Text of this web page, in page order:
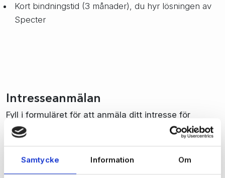
Samtycke Information Om
Kort bindningstid (3 månader), du hyr lösningen av
Specter
Intresseanmälan
Fyll i formuläret för att anmäla ditt intresse för
Specter Pay. Vi kommer kontakta dig för att gå
igenom era behov. Har du frågor kan du självklart
ringa direkt på0304-649400. Vi ser fram emot din
kontakt.